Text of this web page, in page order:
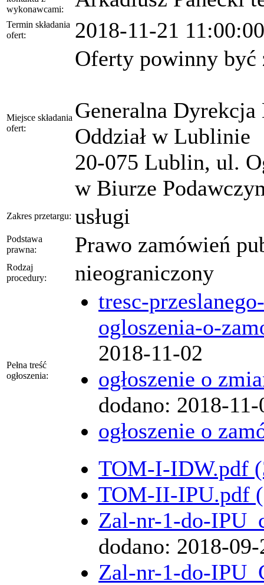
wykonawcami:
Termin składania
ofert:
2018-11-21 11:00:00
Miejsce składania
ofert:
Oferty powinny być
Generalna
Oddział w Lublinie
20-075 Lublin, ul.
w Biurze
Zakres przetargu: usługi
Podstawa
prawna:
Prawo zamówień
Rodzaj
procedury:
nieograniczony
Pełna treść
ogłoszenia:
tresc-
ogloszenia-o-
2018-11-02
ogłoszenie o
dodano: 2018-11-
ogłoszenie o
TOM-I-IDW.pdf
TOM-II-IPU.pdf
Zal-nr-1-do-
dodano: 2018-
Zal-nr-1-do-